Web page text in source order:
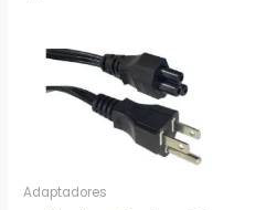
Adaptadores